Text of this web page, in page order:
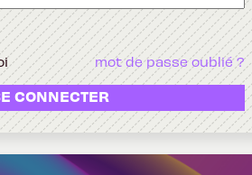
mot de passe oublié ?
CONNECTER